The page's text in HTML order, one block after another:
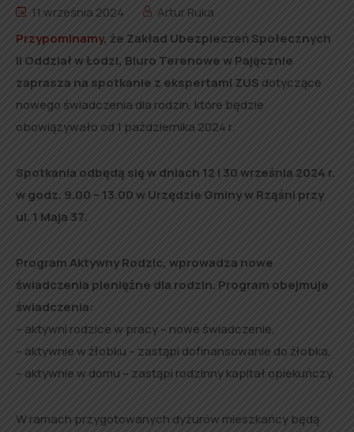
11 września 2024
Artur Ruka
Przypominamy, że Zakład Ubezpieczeń Społecznych
II Oddział w Łodzi, Biuro Terenowe w Pajęcznie
zaprasza na spotkanie z ekspertami ZUS dotyczące
nowego świadczenia dla rodzin, które będzie
obowiązywało od 1 października 2024 r.
Spotkania odbędą się w dniach 12 i 30 września 2024 r.
w godz. 9.00 – 13.00 w Urzędzie Gminy w Rząśni przy
ul. 1 Maja 37.
Program Aktywny Rodzic, wprowadza nowe
świadczenia pieniężne dla rodzin. Program obejmuje
świadczenia:
– aktywni rodzice w pracy – nowe świadczenie,
– aktywnie w żłobku – zastąpi dofinansowanie do żłobka,
– aktywnie w domu – zastąpi rodzinny kapitał opiekuńczy.
W ramach przygotowanych dyżurów mieszkańcy będą